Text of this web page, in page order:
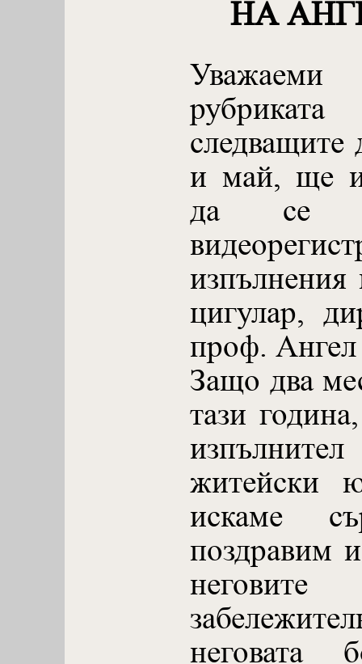
НА
следващите
и май, ще
да се
изпълнения
цигулар,
проф. Ангел
Защо два
тази
житейски
искаме
поздравим
неговата